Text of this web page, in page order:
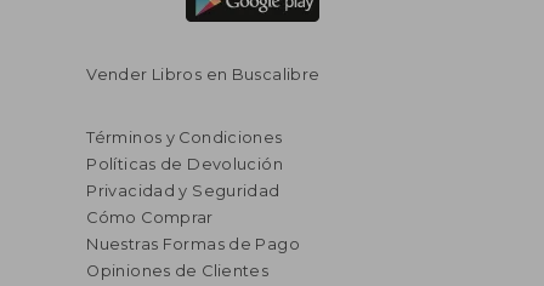
Vender Libros en Buscalibre
Términos y Condiciones
Políticas de Devolución
Privacidad y Seguridad
Cómo Comprar
Nuestras Formas de Pago
Opiniones de Clientes